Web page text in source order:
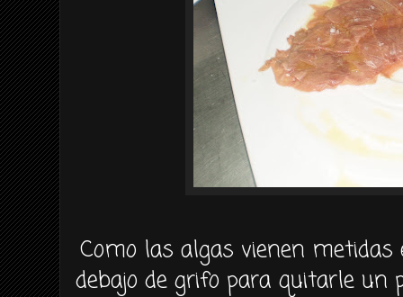
Como las algas vienen
debajo de grifo para quitarle un